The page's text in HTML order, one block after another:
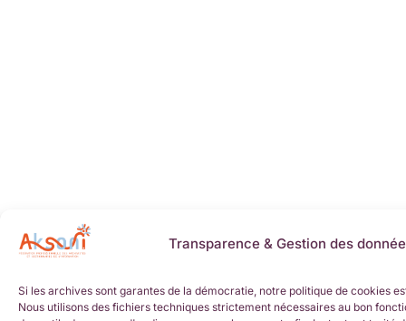
Transparence & Gestion des
Si les archives sont garantes de la démocratie, notre politique de cookies
Nous utilisons des fichiers techniques strictement nécessaires au bon